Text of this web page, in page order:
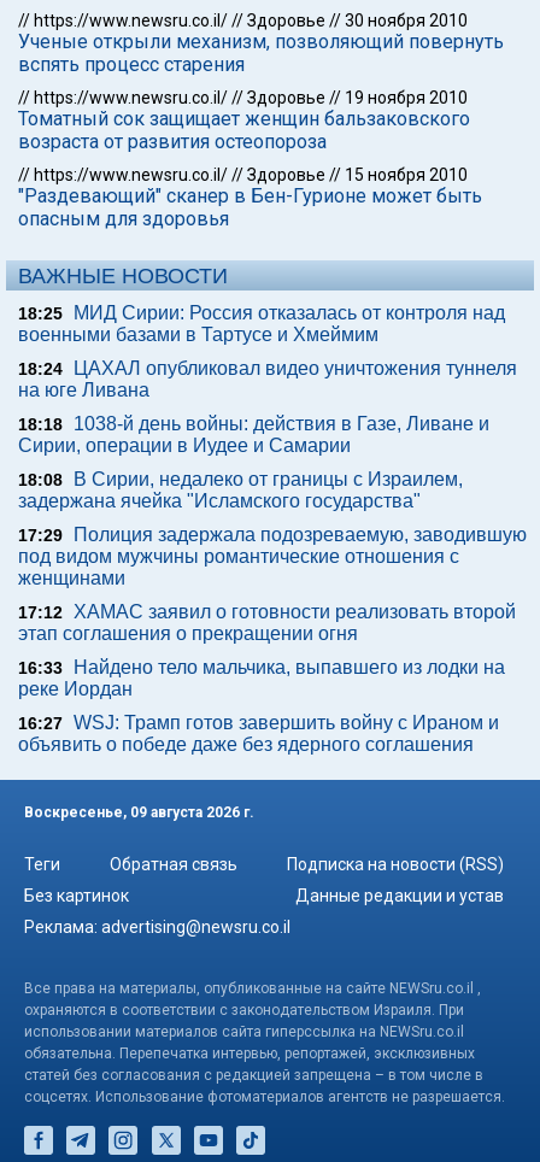
// https://www.newsru.co.il///Здоровье //30 ноября 2010
Ученые открыли механизм, позволяющий повернуть
вспять процесс старения
// https://www.newsru.co.il///Здоровье // 19 ноября 2010
Томатный сок защищает женщин бальзаковского
возраста от развития остеопороза
// https://www.newsru.co.il///Здоровье // 15 ноября 2010
"Раздевающий" сканер в Бен-Гурионе может быть
опасным для здоровья
ВАЖНЫЕ НОВОСТИ
18:25
МИД Сирии: Россия отказалась от контроля над
военными базами в Тартусе и Хмеймим
18:24
ЦАХАЛ опубликовал видео уничтожения туннеля
на юге Ливана
18:18
1038-й день войны: действия в Газе, Ливане и
Сирии, операции в Иудее и Самарии
18:08
В Сирии, недалеко от границы с Израилем,
задержана ячейка "Исламского государства"
17:29
Полиция задержала подозреваемую, заводившую
под видом мужчины романтические отношения с
женщинами
17:12
ХАМАС заявил о готовности реализовать второй
этап соглашения о прекращении огня
16:33
Найдено тело мальчика, выпавшего из лодки на
реке Иордан
16:27 WSJ: Трамп готов завершить войну с Ираном и
объявить о победе даже без ядерного соглашения
Воскресенье, 09 августа 2026 г.
Теги Обратная связь
Подписка на новости (RSS)
Без картинок
Данные редакции и устав
Реклама: advertising@newsru.co.il
Все права на материалы, опубликованные на сайте NEWSru.co.il ,
охраняются в соответствии с законодательством Израиля. При
использовании материалов сайта гиперссылка на NEWSru.co.il
обязательна. Перепечатка интервью, репортажей, эксклюзивных
статей без согласования с редакцией запрещена – в том числе в
соцсетях. Использование фотоматериалов агентств не разрешается.